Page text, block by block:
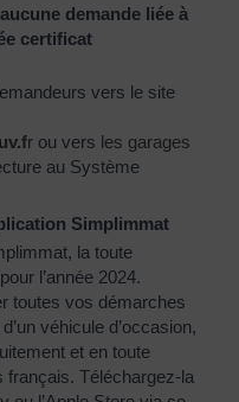
demande liée à
certificat
vers le site
r ou vers les garages
au Système
Simplimmat
la toute
l’année 2024.
toutes vos démarches
véhicule d’occasion,
et en toute
français. Téléchargez-la